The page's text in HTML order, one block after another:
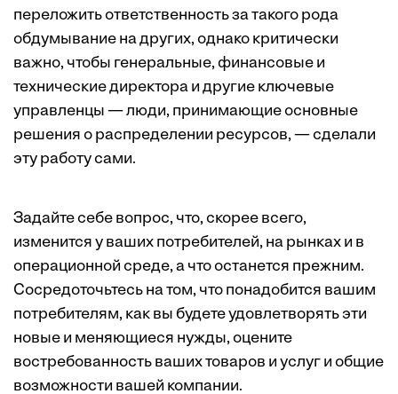
переложить ответственность за такого рода
обдумывание на других, однако критически
важно, чтобы генеральные, финансовые и
технические директора и другие ключевые
управленцы — люди, принимающие основные
решения о распределении ресурсов, — сделали
эту работу сами.
Задайте себе вопрос, что, скорее всего,
изменится у ваших потребителей, на рынках и в
операционной среде, а что останется прежним.
Сосредоточьтесь на том, что понадобится вашим
потребителям, как вы будете удовлетворять эти
новые и меняющиеся нужды, оцените
востребованность ваших товаров и услуг и общие
возможности вашей компании.